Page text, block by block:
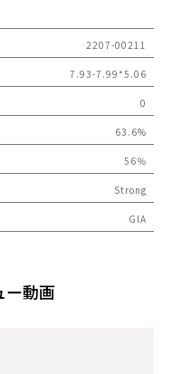
2207-00211
7.93-7.99*5.06
0
63.6%
56％
Strong
GIA
ー動画